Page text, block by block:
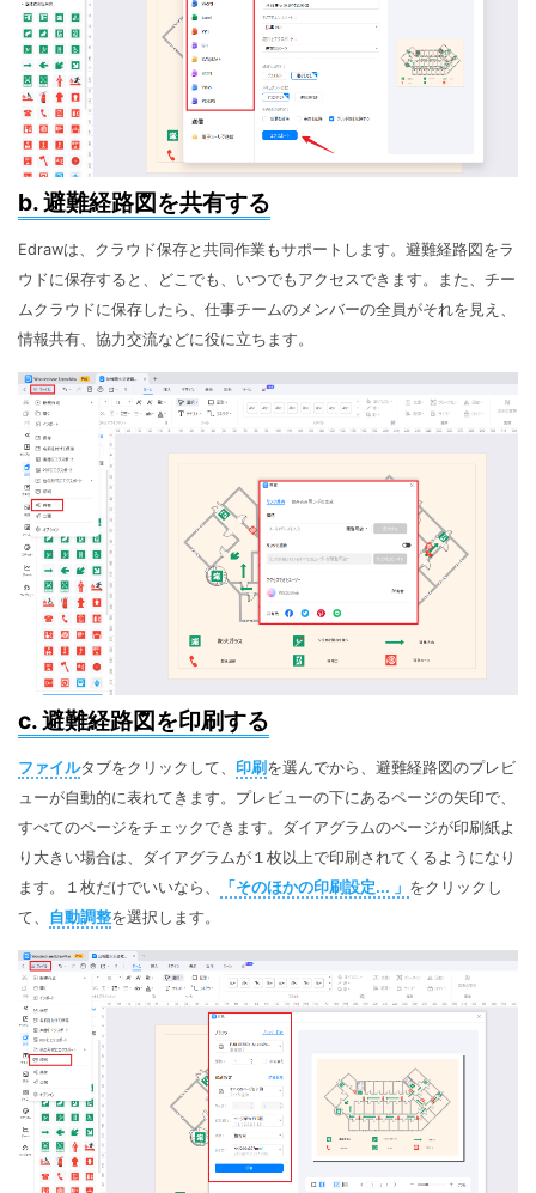
b. 避難経路図を共有する
Edrawは、クラウド保存と共同作業もサポートします。避難経路図をラ
ウドに保存すると、どこでも、いつでもアクセスできます。また、チー
ムクラウドに保存したら、仕事チームのメンバーの全員がそれを見え、
情報共有、協力交流などに役に立ちます。
c. 避難経路図を印刷する
ファイルタブをクリックして、 印刷 を選んでから、避難経路図のプレビ
ューが自動的に表れてきます。プレビューの下にあるページの矢印で、
すべてのページをチェックできます。ダイアグラムのページが印刷紙よ
り大きい場合は、ダイアグラムが１枚以上で印刷されてくるようになり
ます。１枚だけでいいなら、
「そのほかの印刷設定... 」 をクリックし
て、 自動調整を選択します。